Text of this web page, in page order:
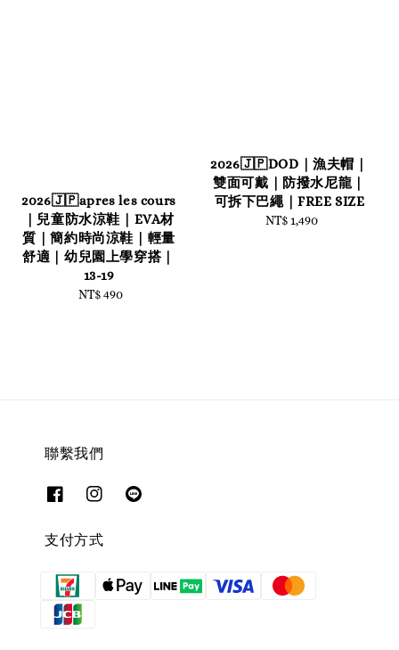
2026🇯🇵apres les cours
｜兒童防水涼鞋｜EVA材
質｜簡約時尚涼鞋｜輕量
舒適｜幼兒園上學穿搭｜
13-19
Regular
NT$ 490
2026🇯🇵DOD｜漁夫帽｜
雙面可戴｜防撥水尼龍｜
可拆下巴繩｜FREE SIZE
Regular
NT$ 1,490
聯繫我們
支付方式